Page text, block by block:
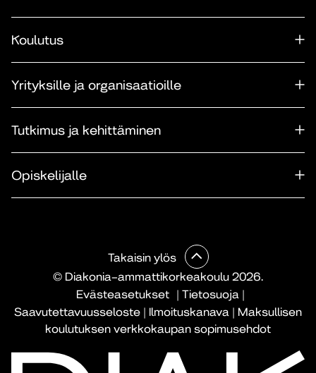
Koulutus
Yrityksille ja organisaatioille
Tutkimus ja kehittäminen
Opiskelijalle
© Diakonia–ammattikorkeakoulu 2026.
Evästeasetukset
| Tietosuoja|
Saavutettavuusseloste | Ilmoituskanava | Maksullisen
koulutuksen verkkokaupan sopimusehdot
Takaisin ylös